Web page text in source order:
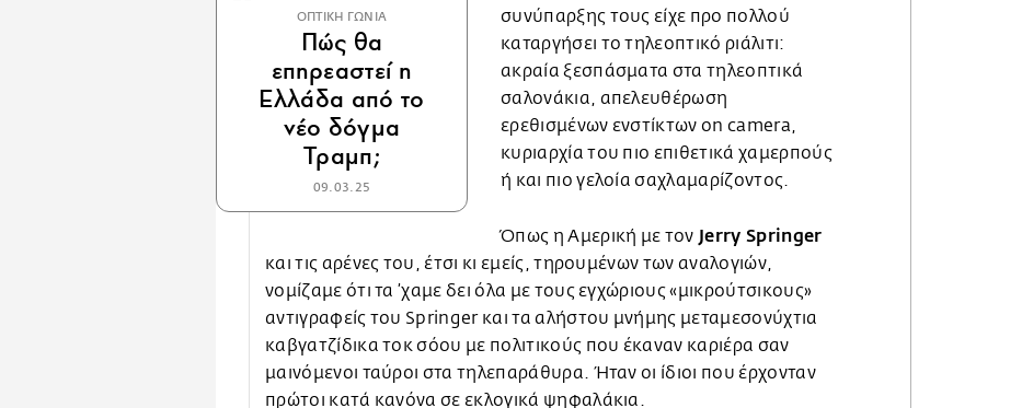
ΟΠΤΙΚΗ ΓΩΝΙΑ
Πώς θα
επηρεαστεί η
Ελλάδα από το
νέο δόγμα
Τραμπ;
09.03.25
συνύπαρξης τους είχε προ πολλού
καταργήσει το τηλεοπτικό ριάλιτι:
ακραία ξεσπάσματα στα τηλεοπτικά
σαλονάκια, απελευθέρωση
ερεθισμένων ενστίκτων on camera,
κυριαρχία του πιο επιθετικά χαμερπούς
ή και πιο γελοία σαχλαμαρίζοντος.
Όπως η Αμερική με τον Jerry Springer
και τις αρένες του, έτσι κι εμείς, τηρουμένων των αναλογιών,
νομίζαμε ότι τα ’χαμε δει όλα με τους εγχώριους «μικρούτσικους»
αντιγραφείς του Springer και τα αλήστου μνήμης μεταμεσονύχτια
καβγατζίδικα τοκ σόου με πολιτικούς που έκαναν καριέρα σαν
μαινόμενοι ταύροι στα τηλεπαράθυρα. Ήταν οι ίδιοι που έρχονταν
πρώτοι κατά κανόνα σε εκλογικά ψηφαλάκια.